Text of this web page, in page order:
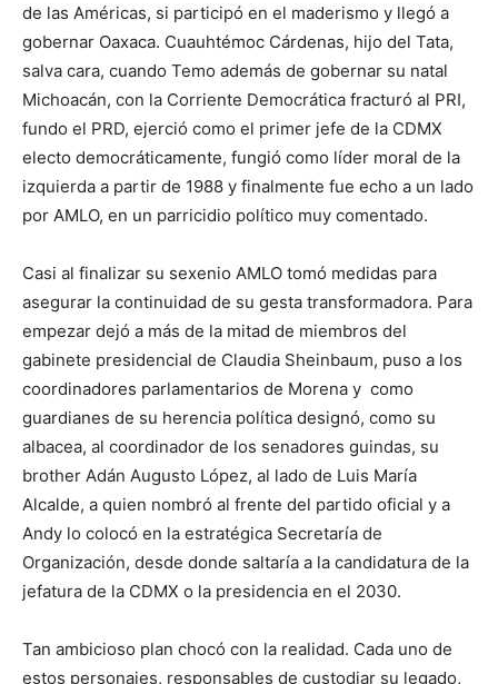
de las Américas, si participó en el maderismo y llegó a
gobernar Oaxaca. Cuauhtémoc Cárdenas, hijo del Tata,
salva cara, cuando Temo además de gobernar su natal
Michoacán, con la Corriente Democrática fracturó al PRI,
fundo el PRD, ejerció como el primer jefe de la CDMX
electo democráticamente, fungió como líder moral de la
izquierda a partir de 1988 y finalmente fue echo a un lado
por AMLO, en un parricidio político muy comentado.
Casi al finalizar su sexenio AMLO tomó medidas para
asegurar la continuidad de su gesta transformadora. Para
empezar dejó a más de la mitad de miembros del
gabinete presidencial de Claudia Sheinbaum, puso a los
coordinadores parlamentarios de Morena y como
guardianes de su herencia política designó, como su
albacea, al coordinador de los senadores guindas, su
brother Adán Augusto López, al lado de Luis María
Alcalde, a quien nombró al frente del partido oficial y a
Andy lo colocó en la estratégica Secretaría de
Organización, desde donde saltaría a la candidatura de la
jefatura de la CDMX o la presidencia en el 2030.
Tan ambicioso plan chocó con la realidad. Cada uno de
estos personajes, responsables de custodiar su legado,